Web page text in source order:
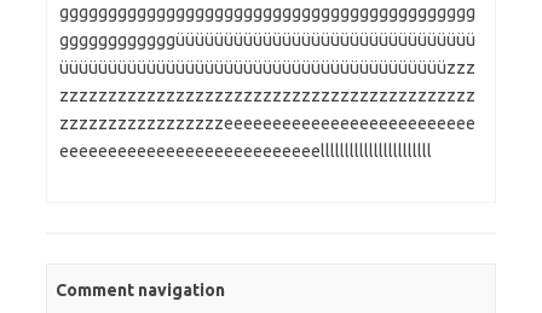
ggggggggggggggggggggggggggggggggggggggggggg
ggggggggggggüüüüüüüüüüüüüüüüüüüüüüüüüüüüüüü
üüüüüüüüüüüüüüüüüüüüüüüüüüüüüüüüüüüüüüüüzzz
zzzzzzzzzzzzzzzzzzzzzzzzzzzzzzzzzzzzzzzzzzz
zzzzzzzzzzzzzzzzzeeeeeeeeeeeeeeeeeeeeeeeeee
eeeeeeeeeeeeeeeeeeeeeeeeeeelllllllllllllllllllllll
Comment navigation